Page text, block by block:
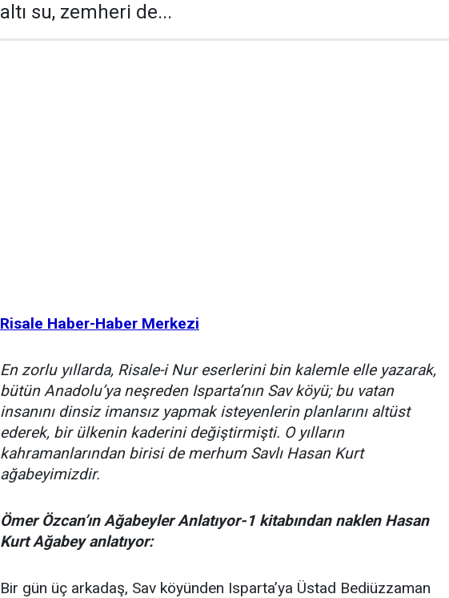
al­tı su, zemheri de...
Risale Haber-Haber Merkezi
En zorlu yıllarda, Risale-i Nur eserlerini bin kalemle elle yazarak,
bütün Anadolu’ya neşreden Isparta’nın Sav köyü; bu vatan
insanını dinsiz imansız yapmak isteyenlerin planlarını altüst
ederek, bir ülkenin kaderini değiştirmişti. O yılların
kahramanlarından birisi de merhum Savlı Hasan Kurt
ağabeyimizdir.
Ömer Özcan’ın Ağabeyler Anlatıyor-1 kitabından naklen Hasan
Kurt Ağabey anlatıyor:
Bir gün üç ar­ka­daş, Sav köyünden Isparta’ya Üs­tad Bediüzzaman